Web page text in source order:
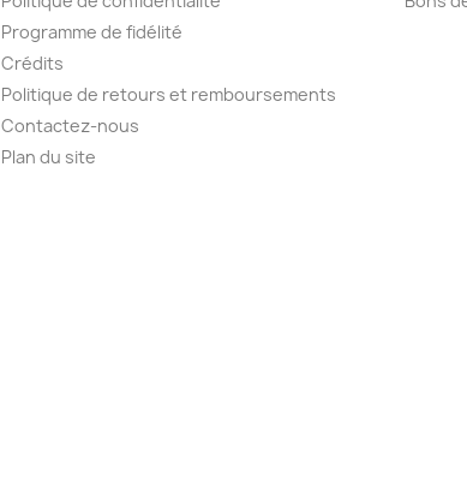
Programme de fidélité
Crédits
Politique de retours et remboursements
Contactez-nous
Plan du site